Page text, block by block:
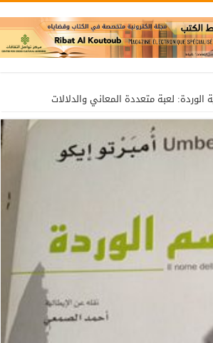
الوردة: لعبة متعددة المعاني والدلالات